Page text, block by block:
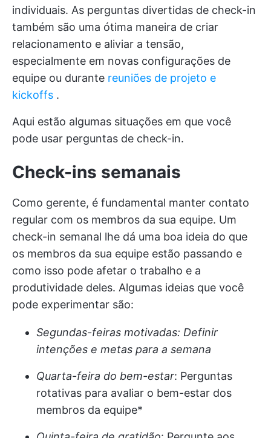
individuais. As perguntas divertidas de check-in
também são uma ótima maneira de criar
relacionamento e aliviar a tensão,
especialmente em novas configurações de
equipe ou durante reuniões de projeto e
kickoffs .
Aqui estão algumas situações em que você
pode usar perguntas de check-in.
Check-ins semanais
Como gerente, é fundamental manter contato
regular com os membros da sua equipe. Um
check-in semanal lhe dá uma boa ideia do que
os membros da sua equipe estão passando e
como isso pode afetar o trabalho e a
produtividade deles. Algumas ideias que você
pode experimentar são:
Segundas-feiras motivadas: Definir
intenções e metas para a semana
Quarta-feira do bem-estar: Perguntas
rotativas para avaliar o bem-estar dos
membros da equipe*